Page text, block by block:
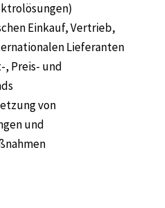
Einkauf, Vertrieb,
Lieferanten
, Preis- und
von
und